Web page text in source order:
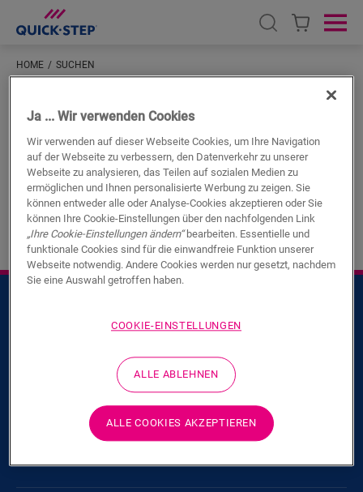
Open search
HOME SUCHEN
Hoppla!
Wir konnten für Ihre Suche keine Ergebnisse finden.
Versuchen Sie es erneut.
#SearchQuery#
ÜBER UNS
Ja ... Wir verwenden Cookies
Wir verwenden auf dieser Webseite Cookies, um Ihre Navigation
auf der Webseite zu verbessern, den Datenverkehr zu unserer
Webseite zu analysieren, das Teilen auf sozialen Medien zu
ermöglichen und Ihnen personalisierte Werbung zu zeigen. Sie
können entweder alle oder Analyse-Cookies akzeptieren oder Sie
können Ihre Cookie-Einstellungen über den nachfolgenden Link
„Ihre Cookie-Einstellungen ändern“bearbeiten. Essentielle und
funktionale Cookies sind für die einwandfreie Funktion unserer
Webseite notwendig. Andere Cookies werden nur gesetzt, nachdem
Sie eine Auswahl getroffen haben.
COOKIE-EINSTELLUNGEN
ALLE ABLEHNEN
ALLE COOKIES AKZEPTIEREN